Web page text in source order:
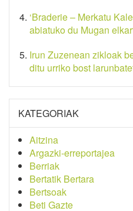
‘Braderie – Merkatu
abiatuko du Mugan
Irun Zuzenean zikloak
ditu urriko bost
KATEGORIAK
Aitzina
Argazki-erreportajea
Berriak
Bertatik Bertara
Bertsoak
Beti Gazte